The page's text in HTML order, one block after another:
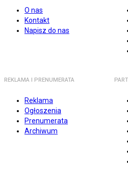
O nas
Kontakt
Napisz do nas
REKLAMA I PRENUMERATA
Reklama
Ogłoszenia
Prenumerata
Archiwum